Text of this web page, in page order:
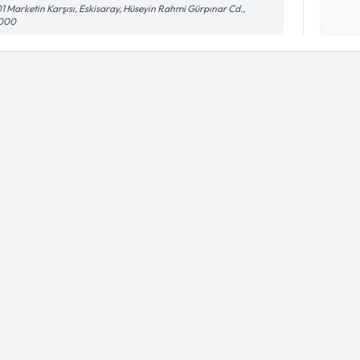
Marketin Karşısı, Eskisaray, Hüseyin Rahmi Gürpınar Cd.,